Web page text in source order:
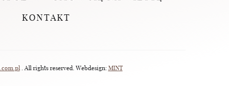
KONTAKT
. All rights reserved. Webdesign: MINT